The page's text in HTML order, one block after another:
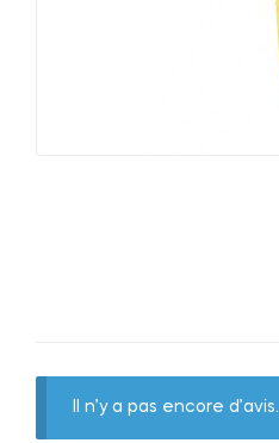
Il n’y a pas encore d’avis.